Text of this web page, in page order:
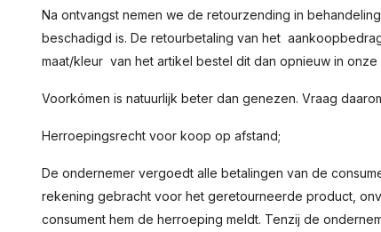
Na ontvangst nemen we de retourzending in
beschadigd is. De retourbetaling van het
maat/kleur van het artikel bestel dit dan opnieuw in onze
Voorkómen is natuurlijk beter dan genezen. Vraag
Herroepingsrecht voor koop op afstand;
De ondernemer vergoedt alle betalingen van de
rekening gebracht voor het geretourneerde product,
consument hem de herroeping meldt. Tenzij de